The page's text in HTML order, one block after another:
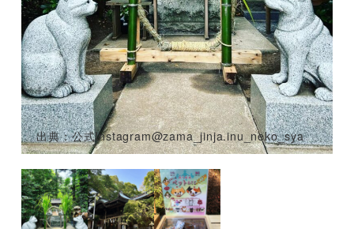
出典：公式Instagram@zama_jinja.inu_neko_sya